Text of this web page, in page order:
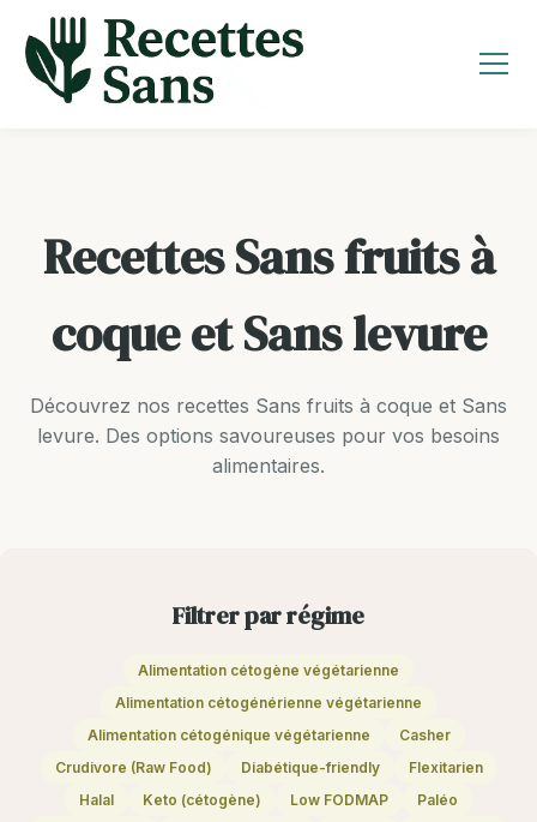
contenu
Recettes Sans fruits à
coque et Sans levure
Découvrez nos recettes Sans fruits à coque et Sans
levure. Des options savoureuses pour vos besoins
alimentaires.
Filtrer par régime
Alimentation cétogène végétarienne
Alimentation cétogénérienne végétarienne
Alimentation cétogénique végétarienne
Casher
Crudivore (Raw Food)
Diabétique-friendly
Flexitarien
Halal
Keto (cétogène) Low FODMAP
Paléo